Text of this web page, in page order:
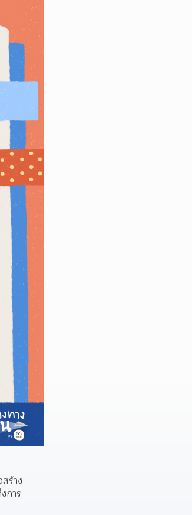
ร้าง
การ